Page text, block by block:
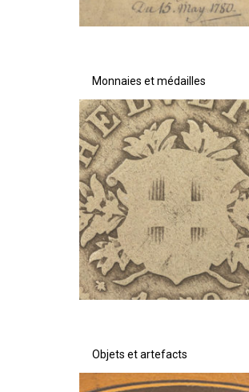
Monnaies et médailles
Objets et artefacts